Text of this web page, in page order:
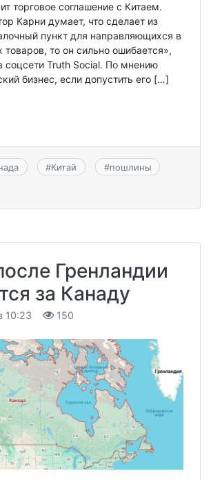
торговое соглашение с Китаем.
Карни думает, что сделает из
пункт для направляющихся в
то он сильно ошибается»,
соцсети Truth Social. По мнению
бизнес, если допустить его […]
#Китай #пошлины
Гренландии
за Канаду
10:23 150